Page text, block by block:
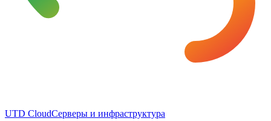
UTD CloudСерверы и инфраструктура